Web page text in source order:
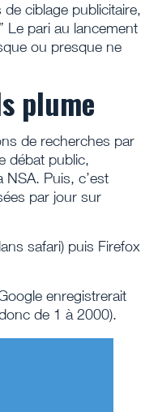
ciblage publicitaire,
Le pari au lancement
ou presque ne
plume
de recherches par
débat public,
Puis, c’est
par jour sur
safari) puis Firefox
enregistrerait
de 1 à 2000).